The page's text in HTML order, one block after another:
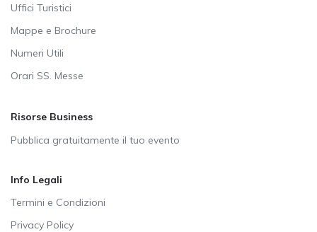
Uffici Turistici
Mappe e Brochure
Numeri Utili
Orari SS. Messe
Risorse Business
Pubblica gratuitamente il tuo evento
Info Legali
Termini e Condizioni
Privacy Policy